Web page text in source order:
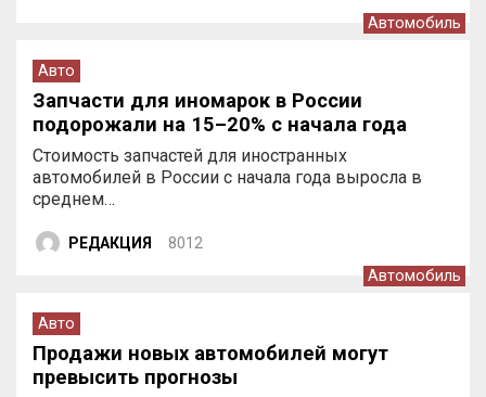
Автомобиль
Авто
Запчасти для иномарок в России
подорожали на 15–20% с начала года
Стоимость запчастей для иностранных
автомобилей в России с начала года выросла в
среднем…
РЕДАКЦИЯ 8012
Автомобиль
Авто
Продажи новых автомобилей могут
превысить прогнозы